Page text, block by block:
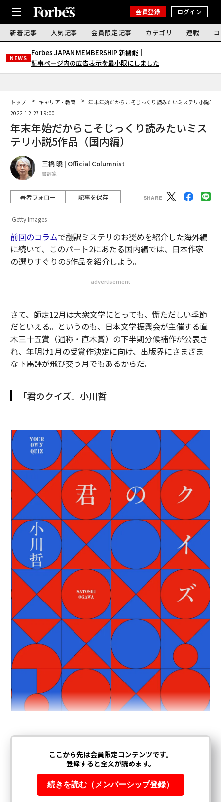
会員登録 ログイン
新着記事 人気記事 会員限定記事 カテゴリ 連載
NEWS
Forbes JAPAN MEMBERSHIP 新機能｜
記事ページ内の広告表示を最小限にしました
トップ キャリア・教育
年末年始だからこそじっくり読みたいミステリ小説5作
2022.12.27 19:00
年末年始だからこそじっくり読みたいミス
テリ小説5作品（国内編）
三橋 曉 | Official Columnist
書評家
著者フォロー 記事を保存
Getty Images
前回のコラムで翻訳ミステリのお奨めを紹介した海外編
に続いて、このパート2にあたる国内編では、日本作家
の選りすぐりの5作品を紹介しよう。
advertisement
さて、師走12月は大衆文学にとっても、慌ただしい季節
だといえる。というのも、日本文学振興会が主催する直
木三十五賞（通称・直木賞）の下半期分候補作が公表さ
れ、年明け1月の受賞作決定に向け、出版界にさまざま
な下馬評が飛び交う月でもあるからだ。
「君のクイズ」小川哲